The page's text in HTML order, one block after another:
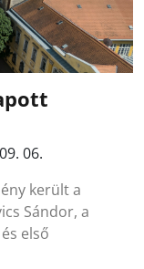
06.
került a
Sándor, a
első